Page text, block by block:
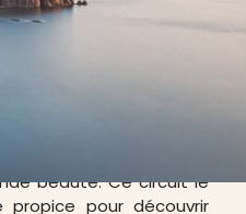
merveille architecturale
beauté. Ce circuit le
pour découvrir